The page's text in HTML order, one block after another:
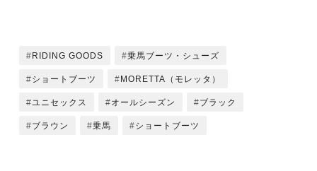
RIDING GOODS 乗馬ブーツ・シューズ
ショートブーツ MORETTA（モレッタ）
ユニセックス オールシーズン ブラック
ブラウン 乗馬 ショートブーツ